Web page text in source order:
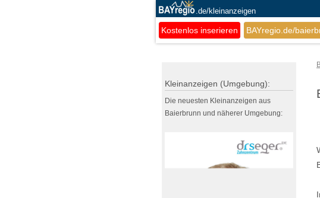
.de/kleinanzeigen
Kostenlos inserieren BAYregio.de/
Kleinanzeigen (Umgebung):
Die neuesten Kleinanzeigen aus
Baierbrunn und näherer Umgebung: